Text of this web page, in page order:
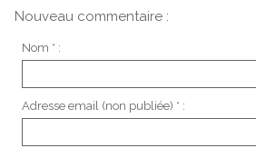
Nouveau commentaire :
Nom * :
Adresse email (non publiée) * :